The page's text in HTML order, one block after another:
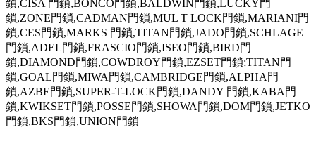
鎖,CISA 門鎖,BONCO門鎖,BALDWIN門鎖,LUCKY門
鎖,ZONE門鎖,CADMAN門鎖,MUL T LOCK門鎖,MARIANI門
鎖,CES門鎖,MARKS 門鎖,TITAN門鎖,JADO門鎖,SCHLAGE
門鎖,ADEL門鎖,FRASCIO門鎖,ISEO門鎖,BIRD門
鎖,DIAMOND門鎖,COWDROY門鎖,EZSET門鎖;TITAN門
鎖,GOAL門鎖,MIWA門鎖,CAMBRIDGE門鎖,ALPHA門
鎖,AZBE門鎖,SUPER-T-LOCK門鎖,DANDY 門鎖,KABA門
鎖,KWIKSET門鎖,POSSE門鎖,SHOWA門鎖,DOM門鎖,JETKO
門鎖,BKS門鎖,UNION門鎖